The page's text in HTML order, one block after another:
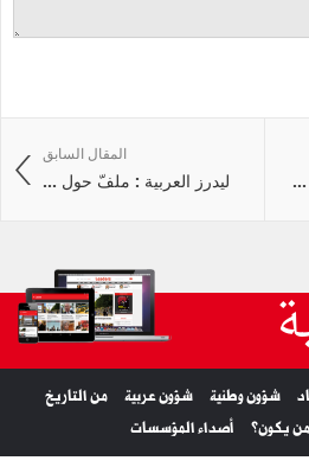
المقال السابق
ليدرز العربية : ملفّ حول ... ...
شؤون وطنية شؤون عربية
من التاريخ
من يكون؟ أصداء المؤسسات